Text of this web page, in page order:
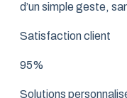
d’un simple geste,
Satisfaction client
95%
Solutions